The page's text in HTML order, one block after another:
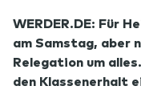
WERDER.DE: Für
am Samstag, aber
Relegation um
den Klassenerhalt